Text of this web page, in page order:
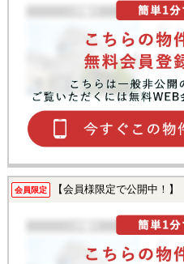
会員限定 【会員様限定で公開中！】